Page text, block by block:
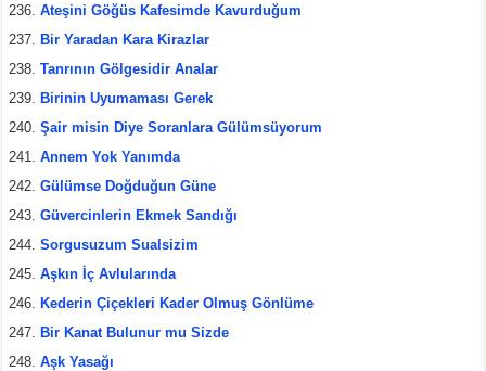
Ateşini Göğüs Kafesimde Kavurduğum
Bir Yaradan Kara Kirazlar
Tanrının Gölgesidir Analar
Birinin Uyumaması Gerek
Şair misin Diye Soranlara Gülümsüyorum
Annem Yok Yanımda
Gülümse Doğduğun Güne
Güvercinlerin Ekmek Sandığı
Sorgusuzum Sualsizim
Aşkın İç Avlularında
Kederin Çiçekleri Kader Olmuş Gönlüme
Bir Kanat Bulunur mu Sizde
Aşk Yasağı